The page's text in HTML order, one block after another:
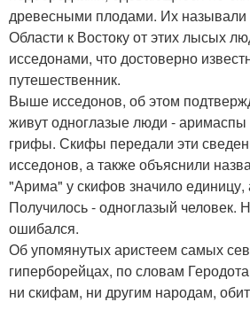
древесными плодами. Их называли
Области к Востоку от этих лысых
исседонами, что достоверно
путешественник.
Выше исседонов, об этом
живут одноглазые люди - аримаспы
грифы. Скифы передали эти
исседонов, а также объяснили
"Арима" у скифов значило единицу,
Получилось - одноглазый человек.
ошибался.
Об упомянутых аристеем самых
гиперборейцах, по словам
ни скифам, ни другим народам,